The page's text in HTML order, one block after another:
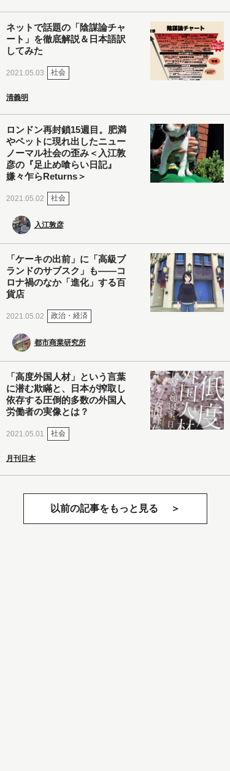
ネットで話題の「陰謀論チャ
ート」を徹底解説＆日本語訳
してみた
2021.05.03 社会
清義明
ロンドン再封鎖15週目。肥満
やペットに現れ出したニュー
ノーマル社会の歪み＜入江敦
彦の『足止め喰らい日記』
嫌々乍らReturns＞
2021.05.02 社会
入江敦彦
「ケーキの出前」に「高級ブ
ランドのサブスク」も――コ
ロナ禍のなか「進化」する百
貨店
2021.05.02 政治・経済
都市商業研究所
「高度外国人材」という言葉
に潜む欺瞞と、日本が搾取し
依存する圧倒的多数の外国人
労働者の実像とは？
2021.05.01 社会
月刊日本
以前の記事をもっと見る